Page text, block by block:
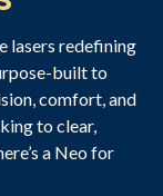
lasers redefining
built to
comfort, and
to clear,
a Neo for